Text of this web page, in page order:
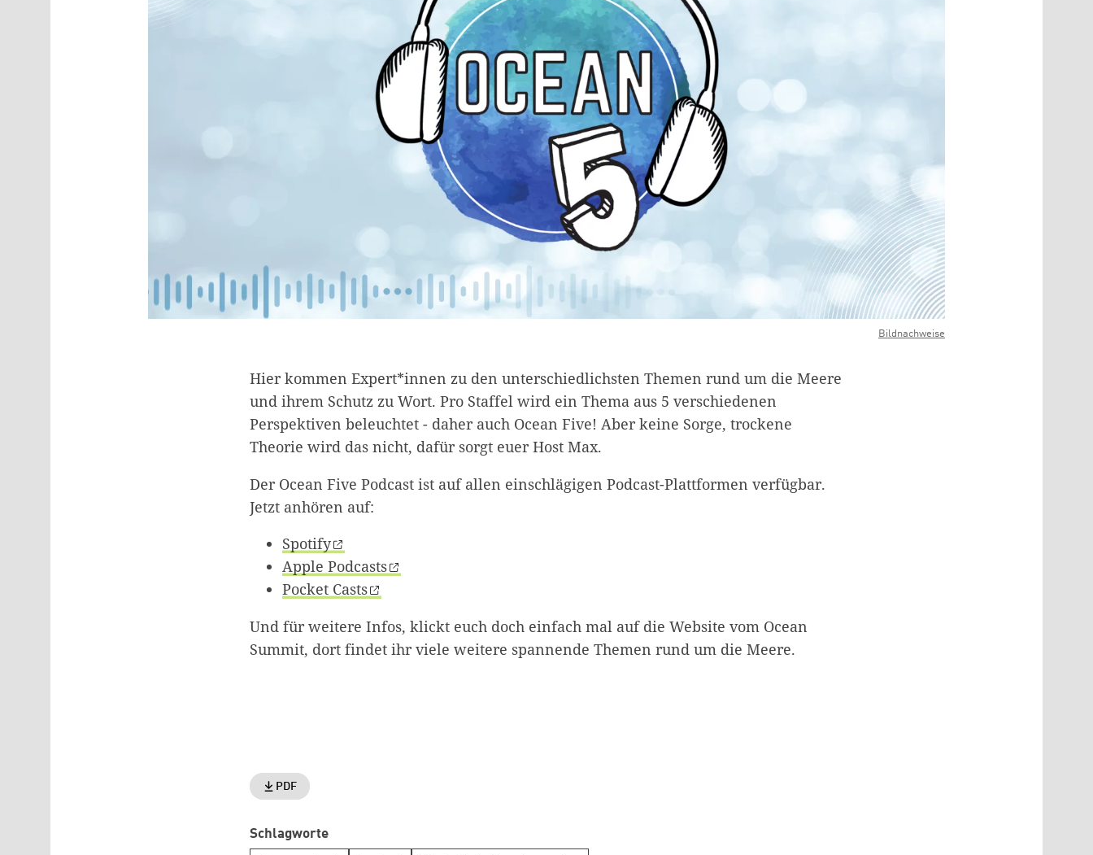
Bildnachweise
Hier kommen Expert*innen zu den unterschiedlichsten Themen rund um die Meere
und ihrem Schutz zu Wort. Pro Staffel wird ein Thema aus 5 verschiedenen
Perspektiven beleuchtet - daher auch Ocean Five! Aber keine Sorge, trockene
Theorie wird das nicht, dafür sorgt euer Host Max.
Der Ocean Five Podcast ist auf allen einschlägigen Podcast-Plattformen verfügbar.
Jetzt anhören auf:
Spotify
Apple Podcasts
Pocket Casts
Und für weitere Infos, klickt euch doch einfach mal auf die Website vom Ocean
Summit, dort findet ihr viele weitere spannende Themen rund um die Meere.
PDF
Schlagworte